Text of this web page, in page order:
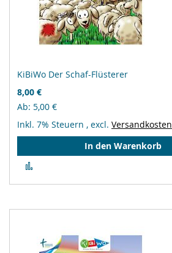
KiBiWo Der Schaf-Flüsterer
8,00 €
Ab 5,00 €
Inkl. 7% Steuern , excl. Versandkosten
In den Warenkorb
hinzufügen